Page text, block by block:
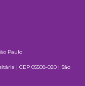
Paulo
| CEP 05508-020 | São